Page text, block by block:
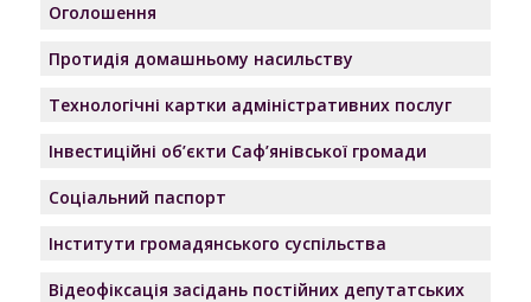
Оголошення
Протидія домашньому насильству
Технологічні картки адміністративних послуг
Інвестиційні об’єкти Саф’янівської громади
Соціальний паспорт
Інститути громадянського суспільства
Відеофіксація засідань постійних депутатських